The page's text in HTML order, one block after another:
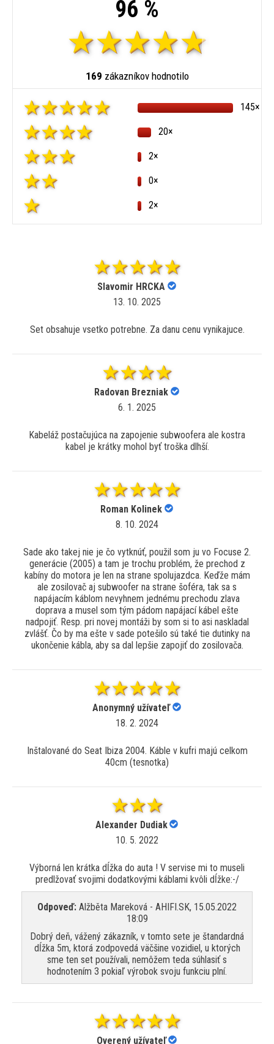
96 %
169 zákazníkov hodnotilo
145×
20×
2×
0×
2×
Slavomir HRCKA
13. 10. 2025
Set obsahuje vsetko potrebne. Za danu cenu vynikajuce.
Radovan Brezniak
6. 1. 2025
Kabeláž postačujúca na zapojenie subwoofera ale kostra
kabel je krátky mohol byť troška dlhší.
Roman Kolinek
8. 10. 2024
Sade ako takej nie je čo vytknúť, použil som ju vo Focuse 2.
generácie (2005) a tam je trochu problém, že prechod z
kabíny do motora je len na strane spolujazdca. Keďže mám
ale zosilovač aj subwoofer na strane šoféra, tak sa s
napájacím káblom nevyhnem jednému prechodu zlava
doprava a musel som tým pádom napájací kábel ešte
nadpojiť. Resp. pri novej montáži by som si to asi naskladal
zvlášť. Čo by ma ešte v sade potešilo sú také tie dutinky na
ukončenie kábla, aby sa dal lepšie zapojiť do zosilovača.
Anonymný užívateľ
18. 2. 2024
Inštalované do Seat Ibiza 2004. Káble v kufri majú celkom
40cm (tesnotka)
Alexander Dudiak
10. 5. 2022
Výborná len krátka dĺžka do auta ! V servise mi to museli
predlžovať svojimi dodatkovými káblami kvôli dĺžke:-/
Odpoveď: Alžběta Mareková - AHIFI.SK, 15.05.2022
18:09
Dobrý deň, vážený zákazník, v tomto sete je štandardná
dĺžka 5m, ktorá zodpovedá väčšine vozidiel, u ktorých
sme ten set používali, nemôžem teda súhlasiť s
hodnotením 3 pokiaľ výrobok svoju funkciu plní.
Overený užívateľ